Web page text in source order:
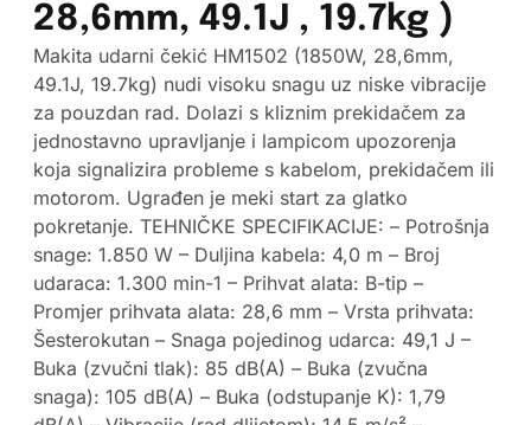
28,6mm, 49.1J , 19.7kg )
Makita udarni čekić HM1502 (1850W, 28,6mm,
49.1J, 19.7kg) nudi visoku snagu uz niske vibracije
za pouzdan rad. Dolazi s kliznim prekidačem za
jednostavno upravljanje i lampicom upozorenja
koja signalizira probleme s kabelom, prekidačem ili
motorom. Ugrađen je meki start za glatko
pokretanje. TEHNIČKE SPECIFIKACIJE: – Potrošnja
snage: 1.850 W – Duljina kabela: 4,0 m – Broj
udaraca: 1.300 min-1 – Prihvat alata: B-tip –
Promjer prihvata alata: 28,6 mm – Vrsta prihvata:
Šesterokutan – Snaga pojedinog udarca: 49,1 J –
Buka (zvučni tlak): 85 dB(A) – Buka (zvučna
snaga): 105 dB(A) – Buka (odstupanje K): 1,79